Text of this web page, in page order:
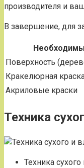
производителя и
В завершение, для
Поверхность
Кракелюрная
Акриловые краски
Техника
Техника